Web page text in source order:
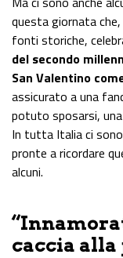
questa giornata
fonti storiche,
del secondo
San Valentino
assicurato a una
potuto sposarsi,
In tutta Italia ci
pronte a ricordare
alcuni.
caccia alla